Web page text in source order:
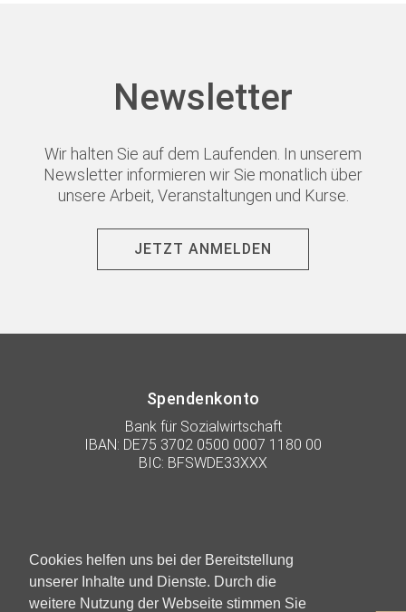
Cookies helfen uns bei der Bereitstellung
unserer Inhalte und Dienste. Durch die
weitere Nutzung der Webseite stimmen Sie
Newsletter
Wir halten Sie auf dem Laufenden. In unserem
Newsletter informieren wir Sie monatlich über
unsere Arbeit, Veranstaltungen und Kurse.
JETZT ANMELDEN
Spendenkonto
Bank für Sozialwirtschaft
IBAN: DE75 3702 0500 0007 1180 00
BIC: BFSWDE33XXX